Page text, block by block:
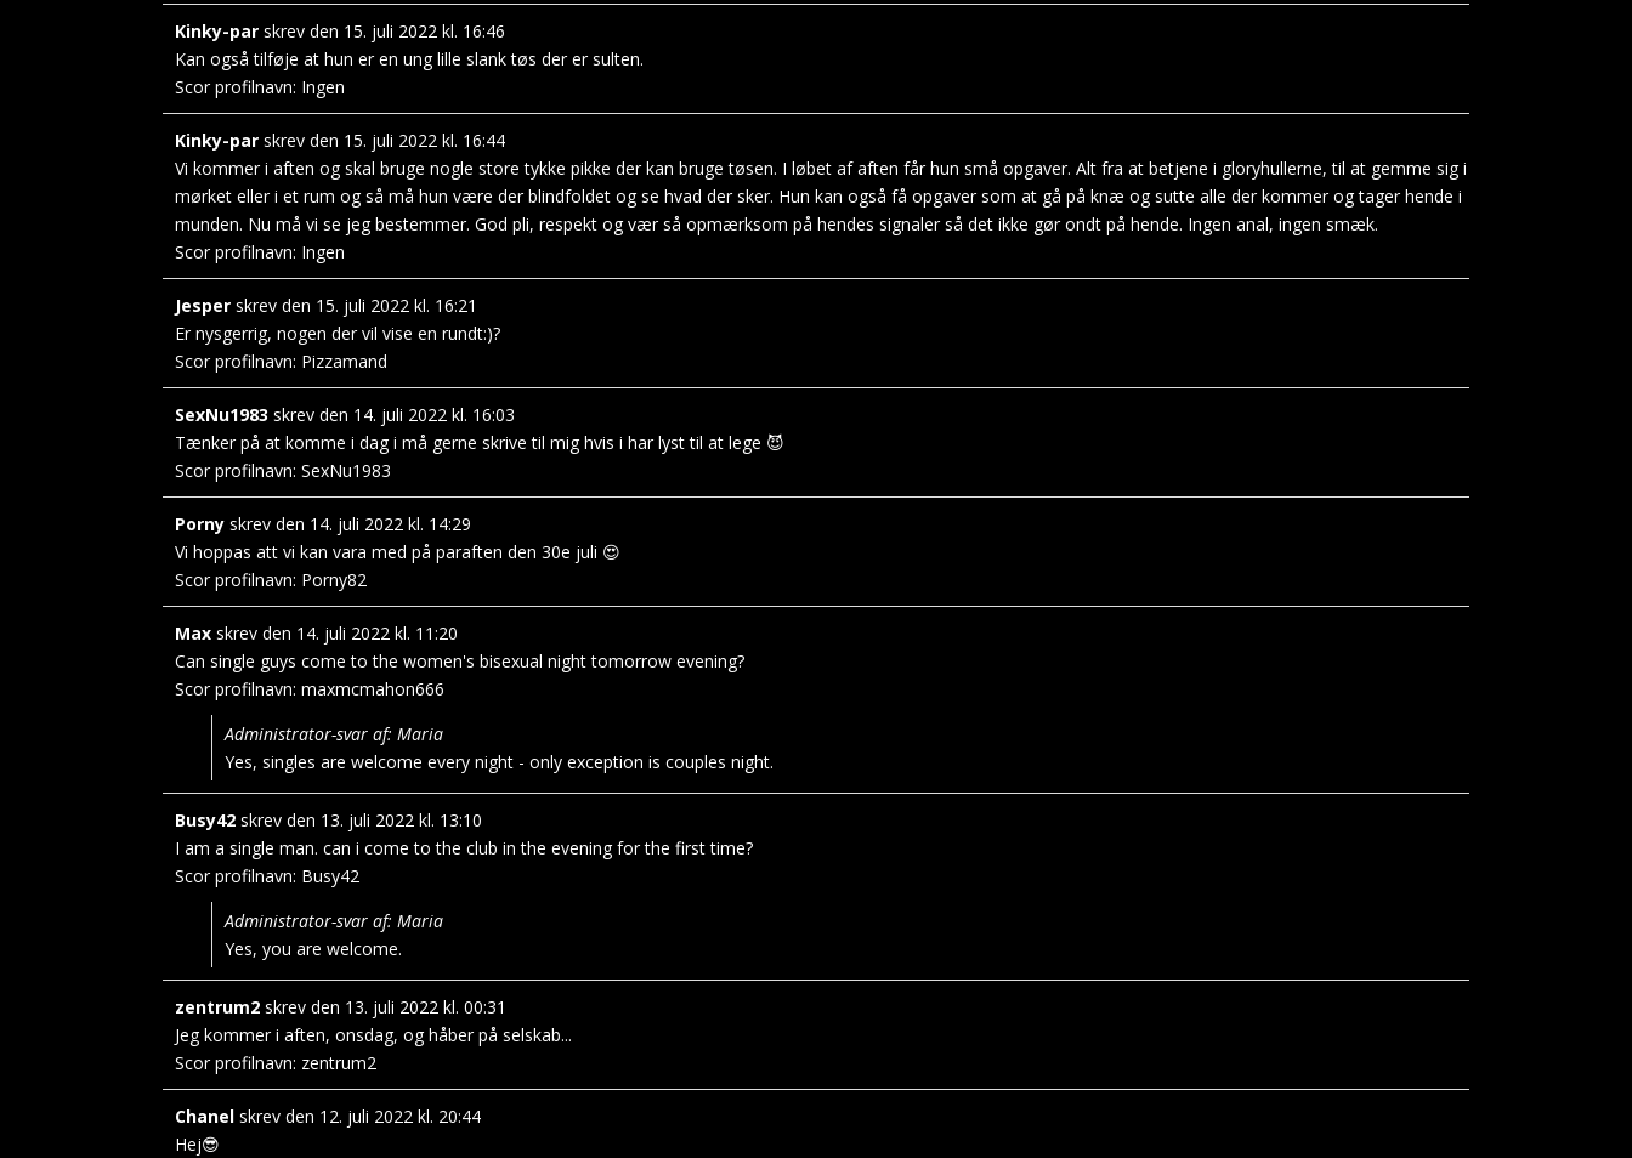
Kinky-parskrev den 15. juli 2022 kl. 16:46
Kan også tilføje at hun er en ung lille slank tøs der er sulten.
Scor profilnavn: Ingen
Kinky-parskrev den 15. juli 2022 kl. 16:44
Vi kommer i aften og skal bruge nogle store tykke pikke der kan bruge tøsen. I løbet af aften får hun små opgaver. Alt fra at betjene i gloryhullerne, til at gemme sig i
mørket eller i et rum og så må hun være der blindfoldet og se hvad der sker. Hun kan også få opgaver som at gå på knæ og sutte alle der kommer og tager hende i
munden. Nu må vi se jeg bestemmer. God pli, respekt og vær så opmærksom på hendes signaler så det ikke gør ondt på hende. Ingen anal, ingen smæk.
Scor profilnavn: Ingen
Jesperskrev den 15. juli 2022 kl. 16:21
Er nysgerrig, nogen der vil vise en rundt:)?
Scor profilnavn: Pizzamand
SexNu1983skrev den 14. juli 2022 kl. 16:03
Tænker på at komme i dag i må gerne skrive til mig hvis i har lyst til at lege 😈
Scor profilnavn:SexNu1983
Pornyskrev den 14. juli 2022 kl. 14:29
Vi hoppas att vi kan vara med på paraften den 30e juli 😍
Scor profilnavn: Porny82
Maxskrev den 14. juli 2022 kl. 11:20
Can single guys come to the women's bisexual night tomorrow evening?
Scor profilnavn:maxmcmahon666
Administrator-svar af: Maria
Yes, singles are welcome every night - only exception is couples night.
Busy42skrev den 13. juli 2022 kl. 13:10
I am a single man. can i come to the club in the evening for the first time?
Scor profilnavn: Busy42
Administrator-svar af: Maria
Yes, you are welcome.
zentrum2skrev den 13. juli 2022 kl. 00:31
Jeg kommer i aften, onsdag, og håber på selskab...
Scor profilnavn: zentrum2
Chanelskrev den 12. juli 2022 kl. 20:44
Hej😎